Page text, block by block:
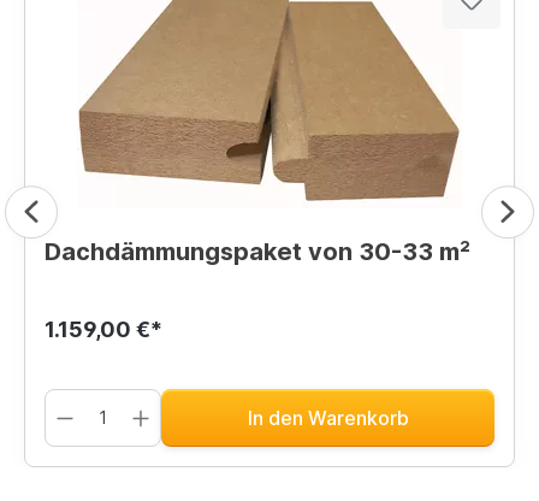
Dachdämmungspaket von 30-33 m²
1.159,00 €*
In den Warenkorb